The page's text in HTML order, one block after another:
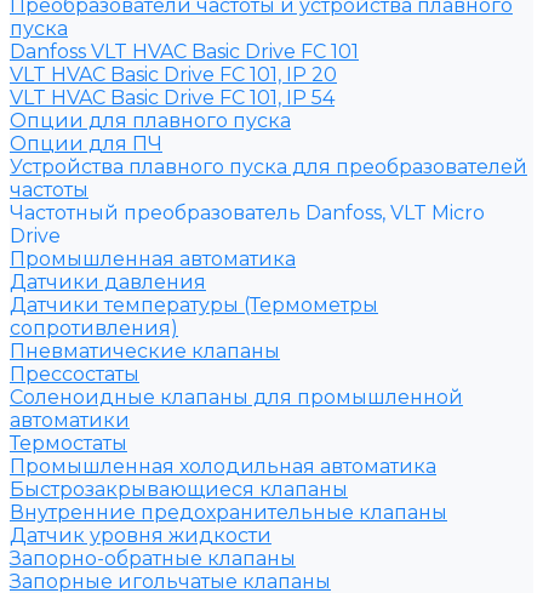
Преобразователи частоты и устройства плавного
пуска
Danfoss VLT HVAC Basic Drive FC 101
VLT HVAC Basic Drive FC 101, IP 20
VLT HVAC Basic Drive FC 101, IP 54
Опции для плавного пуска
Опции для ПЧ
Устройства плавного пуска для преобразователей
частоты
Частотный преобразователь Danfoss, VLT Micro
Drive
Промышленная автоматика
Датчики давления
Датчики температуры (Термометры
сопротивления)
Пневматические клапаны
Прессостаты
Соленоидные клапаны для промышленной
автоматики
Термостаты
Промышленная холодильная автоматика
Быстрозакрывающиеся клапаны
Внутренние предохранительные клапаны
Датчик уровня жидкости
Запорно-обратные клапаны
Запорные игольчатые клапаны